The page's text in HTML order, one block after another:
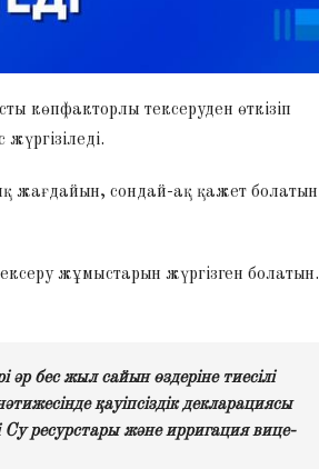
көпфакторлы тексеруден өткізіп
жағдайын, сондай-ақ қажет болатын
жұмыстарын жүргізген болатын.
бес жыл сайын өздеріне тиесілі
қауіпсіздік декларациясы
Су ресурстары және ирригация вице-